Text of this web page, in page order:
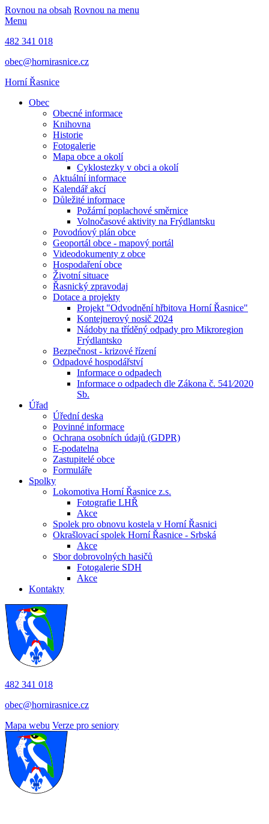
Rovnou na obsah Rovnou na menu
Menu
482 341 018
obec@hornirasnice.cz
Horní Řasnice
Obec
Obecné informace
Knihovna
Historie
Fotogalerie
Mapa obce a okolí
Cyklostezky v obci a okolí
Aktuální informace
Kalendář akcí
Důležité informace
Požární poplachové směrnice
Volnočasové aktivity na Frýdlantsku
Povodńový plán obce
Geoportál obce - mapový portál
Videodokumenty z obce
Hospodaření obce
Životní situace
Řasnický zpravodaj
Dotace a projekty
Projekt "Odvodnění hřbitova Horní Řasnice"
Kontejnerový nosič 2024
Nádoby na tříděný odpady pro Mikroregion
Frýdlantsko
Bezpečnost - krizové řízení
Odpadové hospodářství
Informace o odpadech
Informace o odpadech dle Zákona č. 541⁄2020
Sb.
Úřad
Úřední deska
Povinné informace
Ochrana osobních údajů (GDPR)
E-podatelna
Zastupitelé obce
Formuláře
Spolky
Lokomotiva Horní Řasnice z.s.
Fotografie LHŘ
Akce
Spolek pro obnovu kostela v Horní Řasnici
Okrašlovací spolek Horní Řasnice - Srbská
Akce
Sbor dobrovolných hasičů
Fotogalerie SDH
Akce
Kontakty
482 341 018
obec@hornirasnice.cz
Mapa webu Verze pro seniory